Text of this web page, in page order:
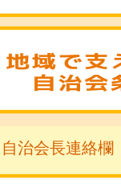
自治会長連絡欄